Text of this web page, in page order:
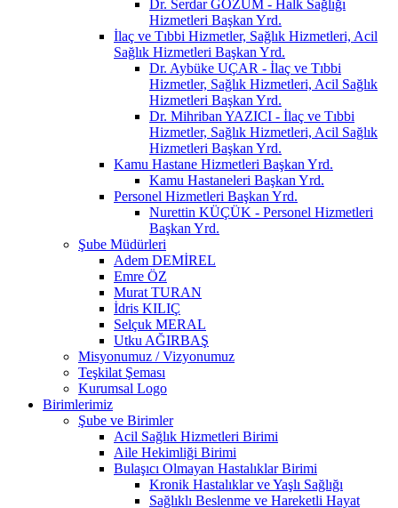
Dr. Serdar GÖZÜM - Halk Sağlığı
Hizmetleri Başkan Yrd.
İlaç ve Tıbbi Hizmetler, Sağlık Hizmetleri, Acil
Sağlık Hizmetleri Başkan Yrd.
Dr. Aybüke UÇAR - İlaç ve Tıbbi
Hizmetler, Sağlık Hizmetleri, Acil Sağlık
Hizmetleri Başkan Yrd.
Dr. Mihriban YAZICI - İlaç ve Tıbbi
Hizmetler, Sağlık Hizmetleri, Acil Sağlık
Hizmetleri Başkan Yrd.
Kamu Hastane Hizmetleri Başkan Yrd.
Kamu Hastaneleri Başkan Yrd.
Personel Hizmetleri Başkan Yrd.
Nurettin KÜÇÜK - Personel Hizmetleri
Başkan Yrd.
Şube Müdürleri
Adem DEMİREL
Emre ÖZ
Murat TURAN
İdris KILIÇ
Selçuk MERAL
Utku AĞIRBAŞ
Misyonumuz / Vizyonumuz
Teşkilat Şeması
Kurumsal Logo
Birimlerimiz
Şube ve Birimler
Acil Sağlık Hizmetleri Birimi
Aile Hekimliği Birimi
Bulaşıcı Olmayan Hastalıklar Birimi
Kronik Hastalıklar ve Yaşlı Sağlığı
Sağlıklı Beslenme ve Hareketli Hayat